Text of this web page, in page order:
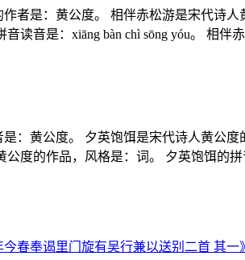
者是：黄公度。 相伴赤松游是宋代诗
读音是：xiāng bàn chì sōng yóu。 相
：黄公度。 夕英饱饵是宋代诗人黄公
度的作品，风格是：词。 夕英饱饵的
春奉谒里门旋有吴行兼以送别二首 其一